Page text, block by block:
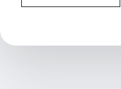
kuzu
?